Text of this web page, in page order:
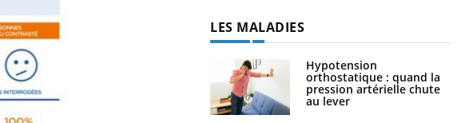
LES MALADIES
Hypotension
orthostatique : quand la
pression artérielle chute
au lever